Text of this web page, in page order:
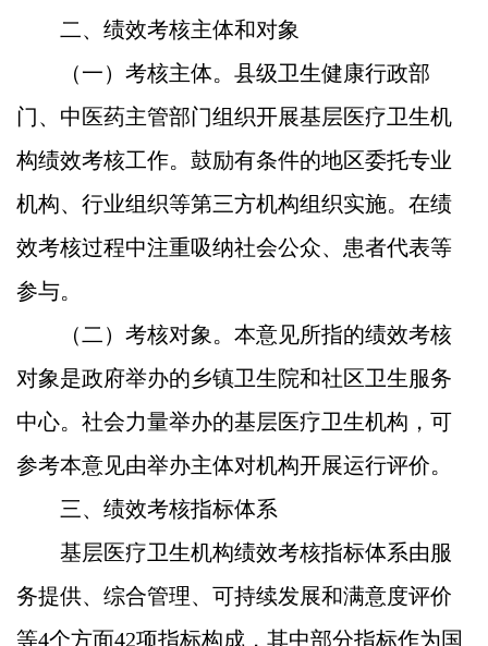
二、绩效考核主体和对象
（一）考核主体。 县级卫生健康行政部
门、中医药主管部门组织开展基层医疗卫生机
构绩效考核工作。鼓励有条件的地区委托专业
机构、行业组织等第三方机构组织实施。在绩
效考核过程中注重吸纳社会公众、患者代表等
参与。
（二）考核对象。 本意见所指的绩效考核
对象是政府举办的乡镇卫生院和社区卫生服务
中心。社会力量举办的基层医疗卫生机构，可
参考本意见由举办主体对机构开展运行评价。
三、绩效考核指标体系
基层医疗卫生机构绩效考核指标体系由服
务提供、综合管理、可持续发展和满意度评价
等4个方面42项指标构成，其中部分指标作为国